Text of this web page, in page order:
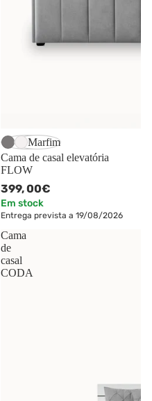
Cinzento
Marfim
Cama de casal elevatória
FLOW
399,00€
Em stock
Entrega prevista a 19/08/2026
Cama
de
casal
CODA